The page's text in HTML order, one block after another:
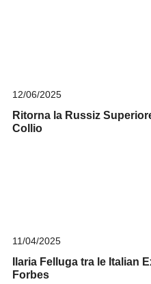
12/06/2025
Ritorna la Russiz
Collio
11/04/2025
Ilaria Felluga tra le Italian
Forbes